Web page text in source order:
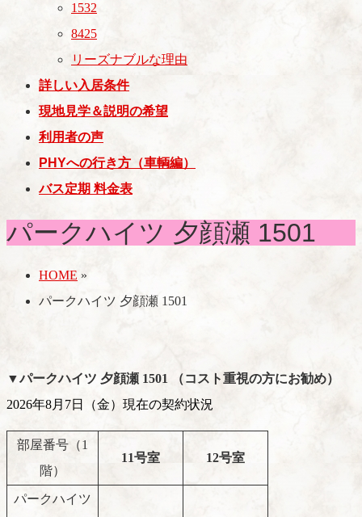
1532
8425
リーズナブルな理由
詳しい入居条件
現地見学＆説明の希望
利用者の声
PHYへの行き方（車輌編）
バス定期 料金表
パークハイツ 夕顔瀬 1501
HOME »
パークハイツ 夕顔瀬 1501
▼パークハイツ 夕顔瀬 1501 （コスト重視の方にお勧め）
2026年8月7日（金）現在の契約状況
部屋番号（1
階）
11号室 12号室
パークハイツ